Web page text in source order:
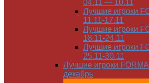
04.11 — 10.11
Лучшие игроки
11.11-17.11
Лучшие игроки
18.11-24.11
Лучшие игроки
25.11-30.11
Лучшие игроки
декабрь